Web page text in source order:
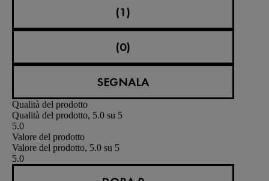
(1)
(0)
SEGNALA
Qualità del prodotto
Qualità del prodotto, 5.0 su 5
5.0
Valore del prodotto
Valore del prodotto, 5.0 su 5
5.0